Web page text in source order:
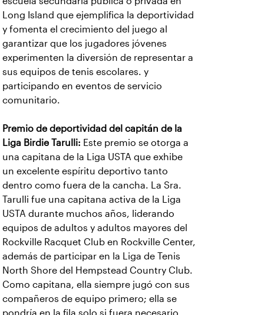
Long Island que ejemplifica la deportividad
y fomenta el crecimiento del juego al
garantizar que los jugadores jóvenes
experimenten la diversión de representar a
sus equipos de tenis escolares. y
participando en eventos de servicio
comunitario.
Premio de deportividad del capitán de la
Liga Birdie Tarulli: Este premio se otorga a
una capitana de la Liga USTA que exhibe
un excelente espíritu deportivo tanto
dentro como fuera de la cancha. La Sra.
Tarulli fue una capitana activa de la Liga
USTA durante muchos años, liderando
equipos de adultos y adultos mayores del
Rockville Racquet Club en Rockville Center,
además de participar en la Liga de Tenis
North Shore del Hempstead Country Club.
Como capitana, ella siempre jugó con sus
compañeros de equipo primero; ella se
pondría en la fila solo si fuera necesario.